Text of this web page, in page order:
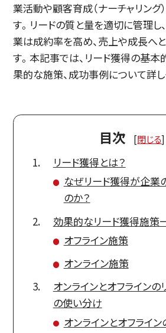
業活動や顧客育成（ナーチャリング
す。リードの質と量を適切に管理し
業は成約率を高め、売上や成長へ
す。本記事では、リード獲得の基
果的な施策、成功事例について詳し
目次 [閉じる]
リード獲得とは？
なぜリード獲得が企業
のか？
効果的なリード獲得施策
オフライン施策
オンライン施策
オンラインとオフライン
の使い分け
オンラインとオフライ